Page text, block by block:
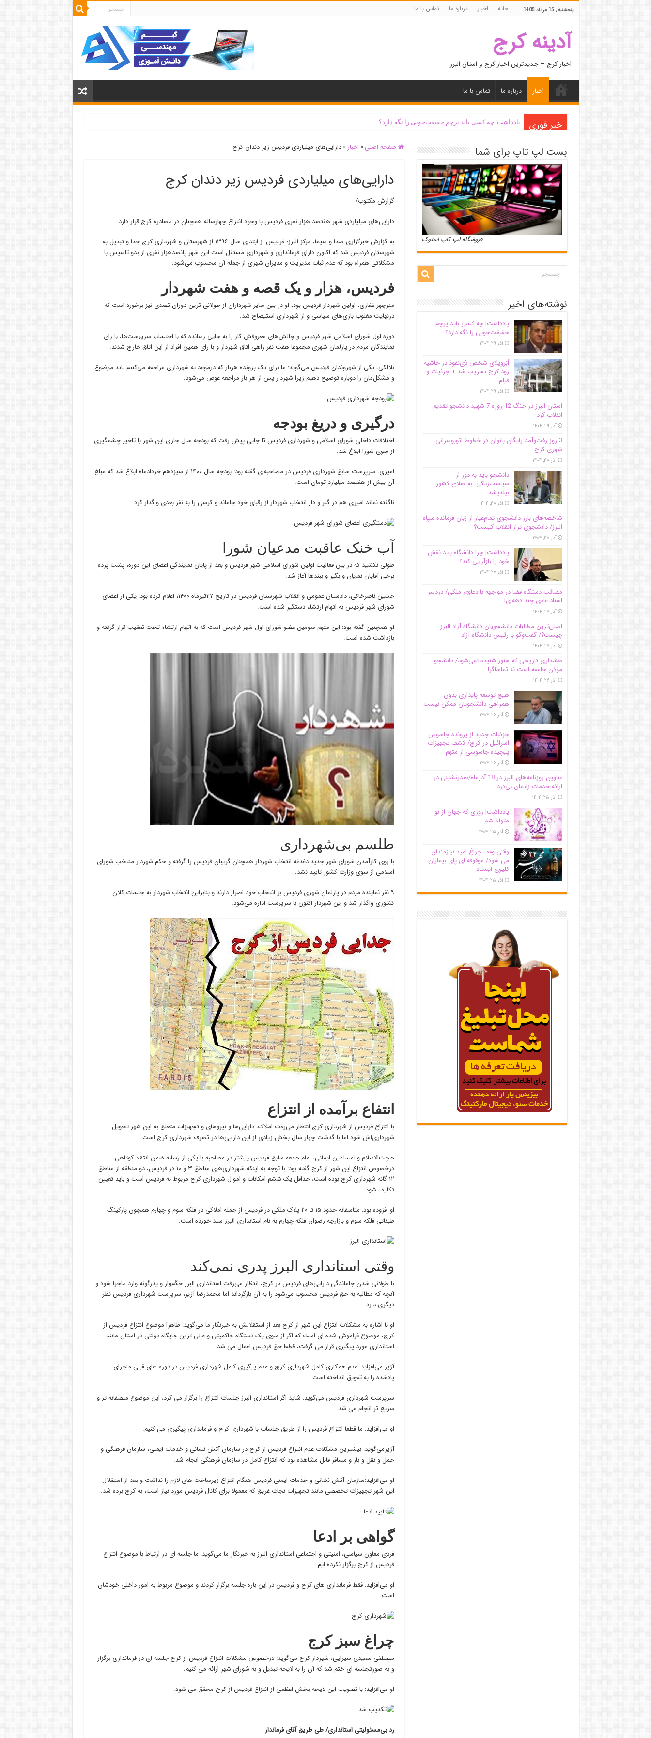
پنجشنبه , 15 مرداد 1405 خانه اخبار درباره ما تماس با ما
آدینه کرج
اخبار کرج – جدیدترین اخبار کرج و استان البرز
اخبار درباره ما تماس با ما
خبر فوری یادداشت| ‌چه کسی باید پرچم حقیقت‌جویی را نگه دارد؟
صفحه اصلی » اخبار » دارایی‌های میلیاردی فردیس زیر دندان کرج
دارایی‌های میلیاردی فردیس زیر دندان کرج
گزارش مکتوب/
دارایی‌های میلیاردی شهر هفتصد هزار نفری فردیس با وجود انتزاع چهارساله همچنان در مصادره ‌کرج قرار دارد.
به گزارش خبرگزاری صدا و سیما، مرکز البرز؛ فردیس از ابتدای سال ۱۳۹۶ از شهرستان و شهرداری کرج جدا و تبدیل به
شهرستان فردیس شد که اکنون دارای فرمانداری و شهرداری مستقل است.این شهر پانصدهزار نفری از بدو تاسیس با
مشکلاتی همراه بود که عدم ثبات مدیریت و مدیران شهری از جمله آن محسوب می‌شود.
فردیس، هزار و یک قصه و هفت شهردار
منوچهر غفاری، اولین شهردار فردیس بود، او در بین سایر شهرداران از طولانی ترین دوران تصدی نیز برخورد است که
درنهایت مغلوب بازی‌های سیاسی و از شهرداری استیضاح شد.
دوره اول شورای اسلامی شهر فردیس و چالش‌های معروفش کار را به جایی رسانده که با احتساب سرپرست‌ها، با رای
نمایندگان مردم در پارلمان شهری مجموعا هفت نفر راهی اتاق شهردار و با رای همین افراد از این اتاق خارج شدند.
بلالکی، یکی از شهروندان فردیس می‌گوید: ما برای یک پرونده هربار که درموعد به شهرداری مراجعه می‌کنیم باید موضوع‌
و مشکل‌مان‌ را دوباره توضیح دهیم زیرا شهردار پس از هر بار مراجعه عوض می‌شود.
درگیری و دریغ بودجه
اختلافات داخلی شورای اسلامی و شهرداری فردیس تا جایی پیش رفت که بودجه سال جاری این شهر با تاخیر چشمگیری
از سوی شورا ابلاغ شد.
امیری، سرپرست سابق شهرداری فردیس در مصاحبه‌ای گفته بود: بودجه سال ۱۴۰۰ از سیزدهم خردادماه ابلاغ شد که مبلغ
آن بیش از هفتصد میلیارد تومان است.
ناگفته نماند امیری هم در گیر و دار انتخاب شهردار از رقبای خود جاماند و کرسی را به نفر بعدی واگذار کرد.
آب خنک عاقبت مدعیان شورا
طولی نکشید که در بین فعالیت اولین شورای اسلامی شهر فردیس و بعد از پایان نمایندگی اعضای این دوره، پشت پرده
برخی آقایان نمایان و بگیر و ببندها آغاز شد.
حسین ناصرخاکی، دادستان عمومی و انقلاب شهرستان فردیس در تاریخ ۲۷تیرماه ۱۴۰۰، اعلام کرده بود: یکی از اعضای
شورای شهر فردیس به اتهام ارتشاء دستگیر شده است.
او همچنین گفته بود: این متهم سومین عضو شورای اول شهر فردیس است که به اتهام ارتشاء تحت تعقیب قرار گرفته و
بازداشت شده است.
طلسم بی‌شهرداری
با روی کارآمدن شورای شهر جدید دغدغه انتخاب شهردار همچنان گریبان فردیس را گرفته و حکم شهردار منتخب شورای
اسلامی از سوی وزارت کشور تایید نشد.
۹ نفر نماینده مردم در پارلمان شهری فردیس بر انتخاب خود اصرار دارند و بنابراین انتخاب شهردار به جلسات کلان
کشوری واگذار شد و این شهردار اکنون با سرپرست اداره می‌شود.
انتفاع برآمده از انتزاع
با انتزاع فردیس از شهرداری کرج انتظار می‌رفت املاک، دارایی‌ها و نیروهای و تجهیزات متعلق به این شهر تحویل
شهرداری‌اش شود اما با گذشت چهار سال بخش زیادی از این دارایی‌ها در تصرف شهرداری کرج است.
حجت‌الاسلام والمسلمین ایمانی، امام جمعه سابق فردیس پیشتر در مصاحبه با یکی از رسانه ضمن انتقاد کوتاهی‌
درخصوص انتزاع این شهر از کرج گفته بود: با توجه به اینکه شهرداری‌های مناطق ۳ و ۱۰ در فردیس، دو منطقه از مناطق
۱۲ گانه شهرداری کرج بوده است، حداقل یک ششم امکانات و اموال شهرداری کرج مربوط به فردیس است و باید تعیین
تکلیف شود.
او افزوده بود: متاسفانه حدود ۱۵ تا ۲۰ پلاک ملکی در فردیس از جمله املاکی در فلکه سوم و چهارم همچون پارکینگ
طبقاتی فلکه سوم و بازارچه رضوان فلکه چهارم به نام استانداری البرز سند خورده است.
وقتی استانداری البرز پدری نمی‌کند
با طولانی شدن جاماندگی دارایی‌های فردیس در کرج، انتظار می‌رفت استانداری البرز حَکَم‌وار و پدرگونه وارد ماجرا شود و
آنچه که مطالبه به حق فردیس محسوب می‌شود را به آن بازگرداند اما محمدرضا آژیر، سرپرست شهرداری فردیس نظر
دیگری دارد.
او با اشاره به مشکلات انتزاع این شهر از کرج بعد از استقلالش به خبرنگار ما می‌گوید: ظاهرا موضوع انتزاع فردیس از
کرج، موضوع فراموش شده ای است که اگر از سوی یک دستگاه حاکمیتی و عالی ترین جایگاه دولتی در استان مانند
استانداری مورد پیگیری قرار می گرفت، قطعا حق فردیس اعمال می شد.
آژیر می‌افزاید: عدم همکاری کامل شهرداری کرج و عدم پیگیری کامل شهرداری فردیس در دوره های قبلی ماجرای
یادشده را به تعویق انداخته است.
سرپرست شهرداری فردیس می‌گوید: شاید اگر استانداری البرز جلسات انتزاع را برگزار می کرد، این موضوع منصفانه تر و
سریع تر انجام می شد.
او می‌افزاید: ما قطعا انتزاع فردیس را از طریق جلسات با شهرداری کرج و فرمانداری پیگیری می کنیم.
آژیرمی‌گوید: بیشترین مشکلات عدم انتزاع فردیس از کرج در سازمان آتش نشانی و خدمات ایمنی، سازمان فرهنگی و
حمل و نقل و بار و مسافر قابل مشاهده بود که انتزاع کامل در سازمان فرهنگی انجام شد.
او می‌افزاید:سازمان آتش نشانی و خدمات ایمنی فردیس هنگام انتزاع زیرساخت های لازم را نداشت و بعد از استقلال
این شهر تجهیزات تخصصی مانند تجهیزات نجات غریق که معمولا برای کانال فردیس مورد نیاز است، به کرج برده شد.
گواهی بر ادعا
فردی معاون سیاسی، امنیتی و اجتماعی استانداری البرز به خبرنگار ما می‌گوید: ما جلسه ای در ارتباط با موضوع انتزاع
فردیس از کرج برگزار نکرده ایم.
او می‌افزاید: فقط فرمانداری های کرج و فردیس در این باره جلسه برگزار کردند و موضوع مربوط به امور داخلی خودشان
است.
چراغ سبز کرج
مصطفی سعیدی سیرایی، شهردار کرج می‌گوید: درخصوص مشکلات انتزاع فردیس از کرج جلسه ای در فرمانداری برگزار
و به صورتجلسه ای ختم شد که آن را به لایحه تبدیل و به شورای شهر ارائه می کنیم.
او می‌افزاید: با تصویب این لایحه بخش اعظمی از انتزاع فردیس از کرج محقق می شود.
رد بی‌مسئولیتی استانداری/ طی طریق آقای فرماندار
بست لپ تاپ برای شما
فروشگاه لپ تاپ استوک
نوشته‌های اخیر
یادداشت| ‌چه کسی باید پرچم
حقیقت‌جویی را نگه دارد؟
آذر ۲۹, ۱۴۰۴
اَبَر‌ویلای شخص ذی‌نفوذ در حاشیه‌
رود کرج تخریب شد + جزئیات و
فیلم
آذر ۲۹, ۱۴۰۴
استان البرز در جنگ 12 روزه 7 شهید دانشجو تقدیم
انقلاب کرد
آذر ۲۹, ۱۴۰۴
3 روز رفت‌وآمد رایگان بانوان در خطوط اتوبوسرانی
شهری کرج
آذر ۲۸, ۱۴۰۴
دانشجو باید به دور از
سیاست‌زدگی، به صلاح کشور
بیندیشد
آذر ۲۸, ۱۴۰۴
شاخصه‌های بارز دانشجوی تمام‌عیار از زبان فرمانده سپاه
البرز/ دانشجوی تراز انقلاب کیست؟
آذر ۲۸, ۱۴۰۴
یادداشت| چرا دانشگاه باید نقش
خود را بازآرایی کند؟
آذر ۲۷, ۱۴۰۴
مصائب دستگاه قضا در مواجهه با دعاوی ملکی/ دردسر
اسناد عادی چند‌ دهه‌ای!
آذر ۲۷, ۱۴۰۴
اصلی‌ترین مطالبات دانشجویان دانشگاه آزاد البرز
چیست؟/ گفت‌وگو با رئیس دانشگاه آز‌اد
آذر ۲۷, ۱۴۰۴
هشداری تاریخی که هنوز شنیده نمی‌شود/ دانشجو
مؤذن جامعه است نه تماشاگر!
آذر ۲۶, ۱۴۰۴
هیچ توسعه پایداری بدون
همراهی دانشجویان ممکن نیست
آذر ۲۶, ۱۴۰۴
جزئیات جدید از پرونده جاسوس
اسرائیل در کرج/‌ کشف تجهیزات
پیچیده جاسوسی از متهم
آذر ۲۶, ۱۴۰۴
عناوین روزنامه‌های البرز در ‌18 آذرماه/صدرنشینی در
ارائه خدمات زایمان بی‌درد
آذر ۲۵, ۱۴۰۴
یادداشت| روزی که جهان از نو
متولد شد
آذر ۲۵, ۱۴۰۴
وقتی وقف چراغ امید نیازمندان
می شود/ موقوفه ای پای بیماران
کلیوی ایستاد
آذر ۲۵, ۱۴۰۴